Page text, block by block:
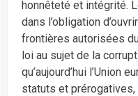
honnêteté et intégrité.
dans l’obligation
frontières autorisées
loi au sujet de la
qu’aujourd’hui l’Union
statuts et